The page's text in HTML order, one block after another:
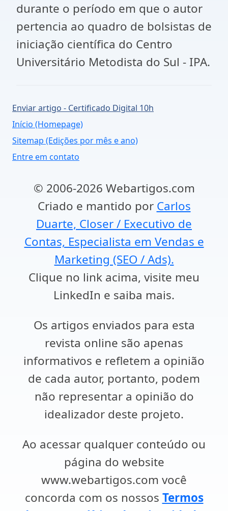
durante o período em que o autor
pertencia ao quadro de bolsistas de
iniciação científica do Centro
Universitário Metodista do Sul - IPA.
Enviar artigo - Certificado Digital 10h
Início (Homepage)
Sitemap (Edições por mês e ano)
Entre em contato
© 2006-2026 Webartigos.com
Criado e mantido por Carlos
Duarte, Closer / Executivo de
Contas, Especialista em Vendas e
Marketing (SEO / Ads).
Clique no link acima, visite meu
LinkedIn e saiba mais.
Os artigos enviados para esta
revista online são apenas
informativos e refletem a opinião
de cada autor, portanto, podem
não representar a opinião do
idealizador deste projeto.
Ao acessar qualquer conteúdo ou
página do website
www.webartigos.com você
concorda com os nossos Termos